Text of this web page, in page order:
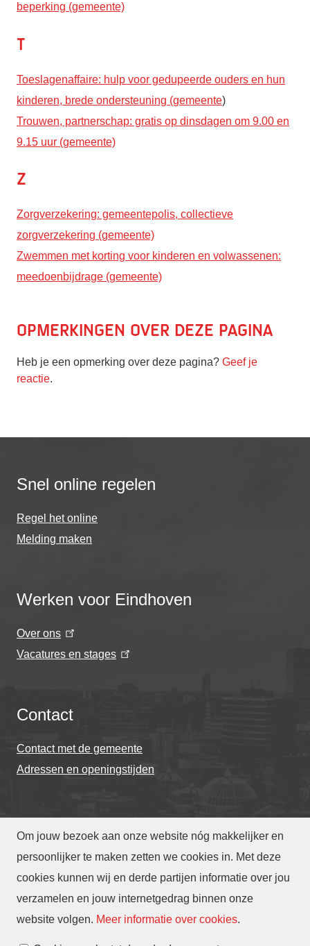
Om jouw bezoek aan onze website nóg makkelijker en
persoonlijker te maken zetten we cookies in. Met deze
cookies kunnen wij en derde partijen informatie over jou
verzamelen en jouw internetgedrag binnen onze
website volgen. Meer informatie over cookies.
beperking (gemeente)
T
Toeslagenaffaire: hulp voor gedupeerde ouders en hun
kinderen, brede ondersteuning (gemeente)
Trouwen, partnerschap: gratis op dinsdagen om 9.00 en
9.15 uur (gemeente)
Z
Zorgverzekering: gemeentepolis, collectieve
zorgverzekering (gemeente)
Zwemmen met korting voor kinderen en volwassenen:
meedoenbijdrage (gemeente)
Opmerkingen over deze pagina
Heb je een opmerking over deze pagina? Geef je
reactie.
Snel online regelen
Regel het online
Melding maken
Werken voor Eindhoven
Over ons
Vacatures en stages
Contact
Contact met de gemeente
Adressen en openingstijden
© Gemeente Eindhoven 2026
Translate
Cookies beheren